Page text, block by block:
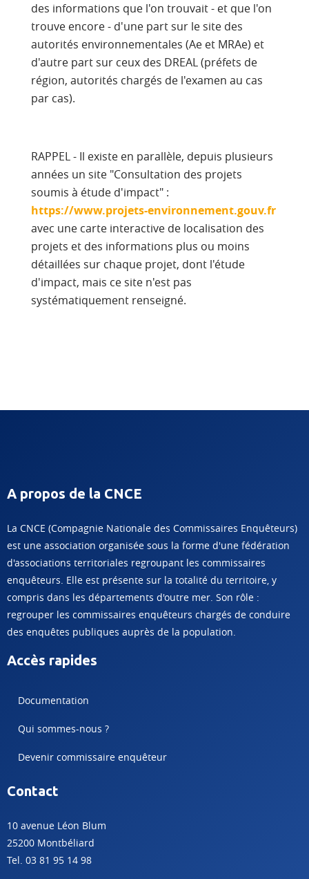
des informations que l'on trouvait - et que l'on
trouve encore - d'une part sur le site des
autorités environnementales (Ae et MRAe) et
d'autre part sur ceux des DREAL (préfets de
région, autorités chargés de l'examen au cas
par cas).
RAPPEL - Il existe en parallèle, depuis plusieurs
années un site "Consultation des projets
soumis à étude d'impact" :
https://www.projets-environnement.gouv.fr
avec une carte interactive de localisation des
projets et des informations plus ou moins
détaillées sur chaque projet, dont l'étude
d'impact, mais ce site n'est pas
systématiquement renseigné.
A propos de la CNCE
La CNCE (Compagnie Nationale des Commissaires Enquêteurs)
est une association organisée sous la forme d'une fédération
d'associations territoriales regroupant les commissaires
enquêteurs. Elle est présente sur la totalité du territoire, y
compris dans les départements d'outre mer. Son rôle :
regrouper les commissaires enquêteurs chargés de conduire
des enquêtes publiques auprès de la population.
Accès rapides
Documentation
Qui sommes-nous ?
Devenir commissaire enquêteur
Contact
10 avenue Léon Blum
25200 Montbéliard
Tel. 03 81 95 14 98